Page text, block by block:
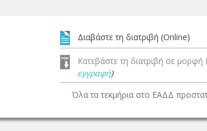
Διαβάστε τη διατριβή (Online)
Κατεβάστε τη διατριβή σε μορφή
εγγραφή)
Όλα τα τεκμήρια στο ΕΑΔΔ